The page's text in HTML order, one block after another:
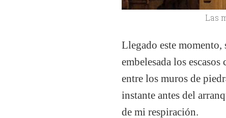
Las
Llegado este momento,
embelesada los
entre los muros de
instante antes del
de mi respiración.